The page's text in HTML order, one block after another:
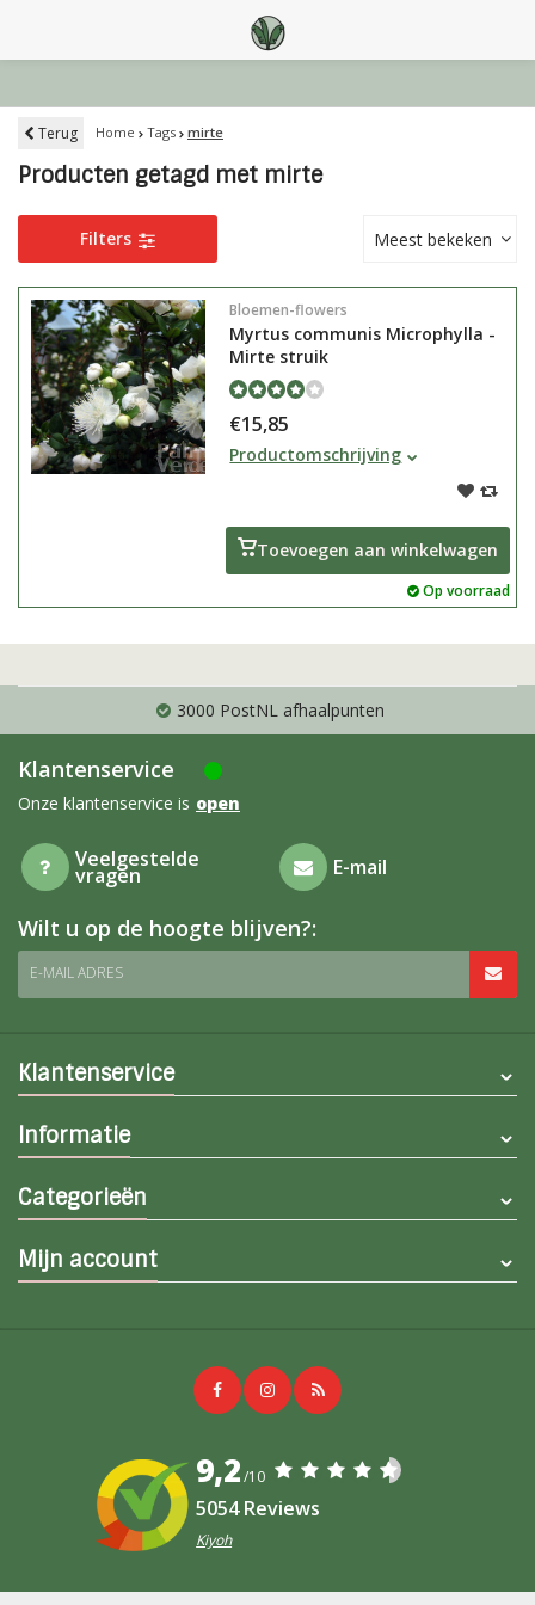
Terug Home Tags mirte
Producten getagd met mirte
Filters Meest bekeken
Bloemen-flowers
Myrtus communis Microphylla -
Mirte struik
€15,85
Myrtus communis Microphylla ook
bekend als mirte struik krijgt witte
Productomschrijving
Toevoegen aan winkelwagen
Op voorraad
3000 PostNL afhaalpunten
Klantenservice
Onze klantenservice is open
Veelgestelde
vragen E-mail
Wilt u op de hoogte blijven?:
E-MAIL ADRES
Klantenservice
Informatie
Categorieën
Mijn account
9,2/10
5054 Reviews
Kiyoh